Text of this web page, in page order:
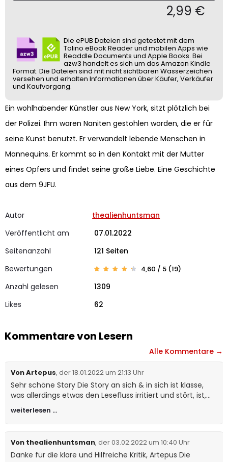
Ein wohlhabender Künstler aus New York, sitzt plötzlich bei
der Polizei. Ihm waren Naniten gestohlen worden, die er für
seine Kunst benutzt. Er verwandelt lebende Menschen in
Mannequins. Er kommt so in den Kontakt mit der Mutter
eines Opfers und findet seine große Liebe. Eine Geschichte
aus dem 9JFU.
Autor
thealienhuntsman
Veröffentlicht am
07.01.2022
Seitenanzahl
121 Seiten
Bewertungen
4.58
end
auf
4,60 / 5 (19)
Anzahl gelesen
1309
Likes
62
Kommentare von Lesern
Alle Kommentare →
Von Artepus, der 18.01.2022 um 21:13 Uhr
Sehr schöne Story Die Story an sich & in sich ist klasse,
was allerdings etwas den Lesefluss irritiert und stört, ist,
dass mitten im Text relativ wild zwischen der Ich-
Persepektive von Bob & der Sichtweise einer von außen
auf das Geschehen schauende Person gewechselt wird.
weiterlesen …
Von thealienhuntsman, der 03.02.2022 um 10:40 Uhr
Danke für die klare und Hilfreiche Kritik, Artepus Die
2,99 €
Die ePUB Dateien sind getestet mit dem
Tolino eBook Reader und mobilen Apps wie
Readdle Documents und Apple Books. Bei
azw3 handelt es sich um das Amazon Kindle
Format. Die Dateien sind mit nicht sichtbaren Wasserzeichen
versehen und erhalten Informationen über Käufer, Verkäufer
und Kaufvorgang.